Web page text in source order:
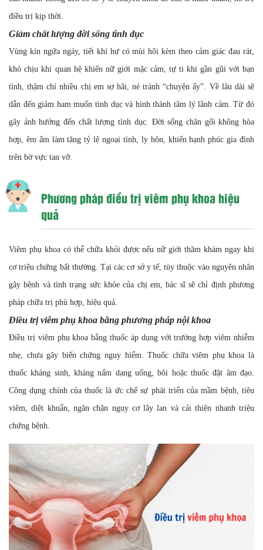
điều trị kịp thời.
Giảm chất lượng đời sống tình dục
Vùng kín ngứa ngáy, tiết khí hư có mùi hôi kèm theo cảm giác đau rát,
khó chịu khi quan hệ khiến nữ giới mặc cảm, tự ti khi gần gũi với bạn
tình, thậm chí nhiều chị em sợ hãi, né tránh “chuyện ấy”. Về lâu dài sẽ
dẫn đến giảm ham muốn tình dục và hình thành tâm lý lãnh cảm. Từ đó
gây ảnh hưởng đến chất lượng tình dục. Đời sống chăn gối không hòa
hợp, êm ấm làm tăng tỷ lệ ngoại tình, ly hôn, khiến hạnh phúc gia đình
trên bờ vực tan vỡ.
Phương pháp điều trị viêm phụ khoa hiệu
quả
Viêm phụ khoa có thể chữa khỏi được nếu nữ giới thăm khám ngay khi
cơ triệu chứng bất thường. Tại các cơ sở y tế, tùy thuộc vào nguyên nhân
gây bệnh và tình trạng sức khỏe của chị em, bác sĩ sẽ chỉ định phương
pháp chữa trị phù hợp, hiệu quả.
Điều trị viêm phụ khoa bằng phương pháp nội khoa
Điều trị viêm phụ khoa bằng thuốc áp dụng với trường hợp viêm nhiễm
nhẹ, chưa gây biến chứng nguy hiểm. Thuốc chữa viêm phụ khoa là
thuốc kháng sinh, kháng nấm dạng uống, bôi hoặc thuốc đặt âm đạo.
Công dụng chính của thuốc là ức chế sự phát triển của mầm bệnh, tiêu
viêm, diệt khuẩn, ngăn chặn nguy cơ lây lan và cải thiện nhanh triệu
chứng bệnh.